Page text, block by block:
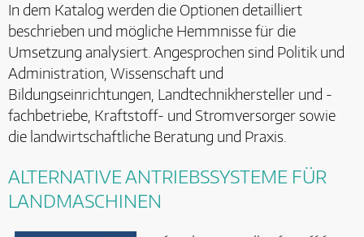
In dem Katalog werden die Optionen detailliert
beschrieben und mögliche Hemmnisse für die
Umsetzung analysiert. Angesprochen sind Politik und
Administration, Wissenschaft und
Bildungseinrichtungen, Landtechnikhersteller und -
fachbetriebe, Kraftstoff- und Stromversorger sowie
die landwirtschaftliche Beratung und Praxis.
ALTERNATIVE ANTRIEBSSYSTEME FÜR
LANDMASCHINEN